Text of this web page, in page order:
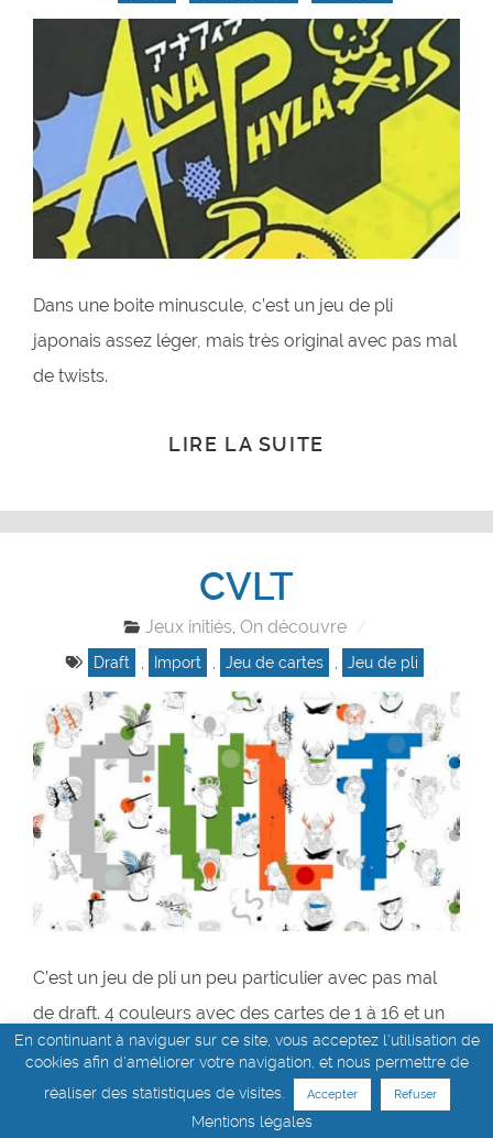
Dans une boite minuscule, c’est un jeu de pli
japonais assez léger, mais très original avec pas mal
de twists.
LIRE LA SUITE
CVLT
Jeux initiés ,On découvre
Draft Import Jeu de cartes Jeu de pli
C’est un jeu de pli un peu particulier avec pas mal
de draft. 4 couleurs avec des cartes de 1 à 16 et un
jeu qui se joue en 3 manches. C’est un must follow
classique, on suit à la couleur demandée et il n’y a
pas d’atout mais pas mal de twists.
En continuant à naviguer sur ce site, vous acceptez l'utilisation de
cookies afin d'améliorer votre navigation, et nous permettre de
réaliser des statistiques de visites.
Accepter Refuser
Mentions légales